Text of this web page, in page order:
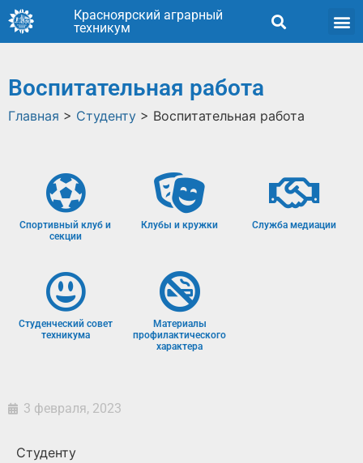
Красноярский аграрный
техникум
Воспитательная работа
Главная > Студенту > Воспитательная работа
Спортивный клуб и
секции
Клубы и кружки Служба медиации
Студенческий совет
техникума
Материалы
профилактического
характера
3 февраля, 2023
Студенту